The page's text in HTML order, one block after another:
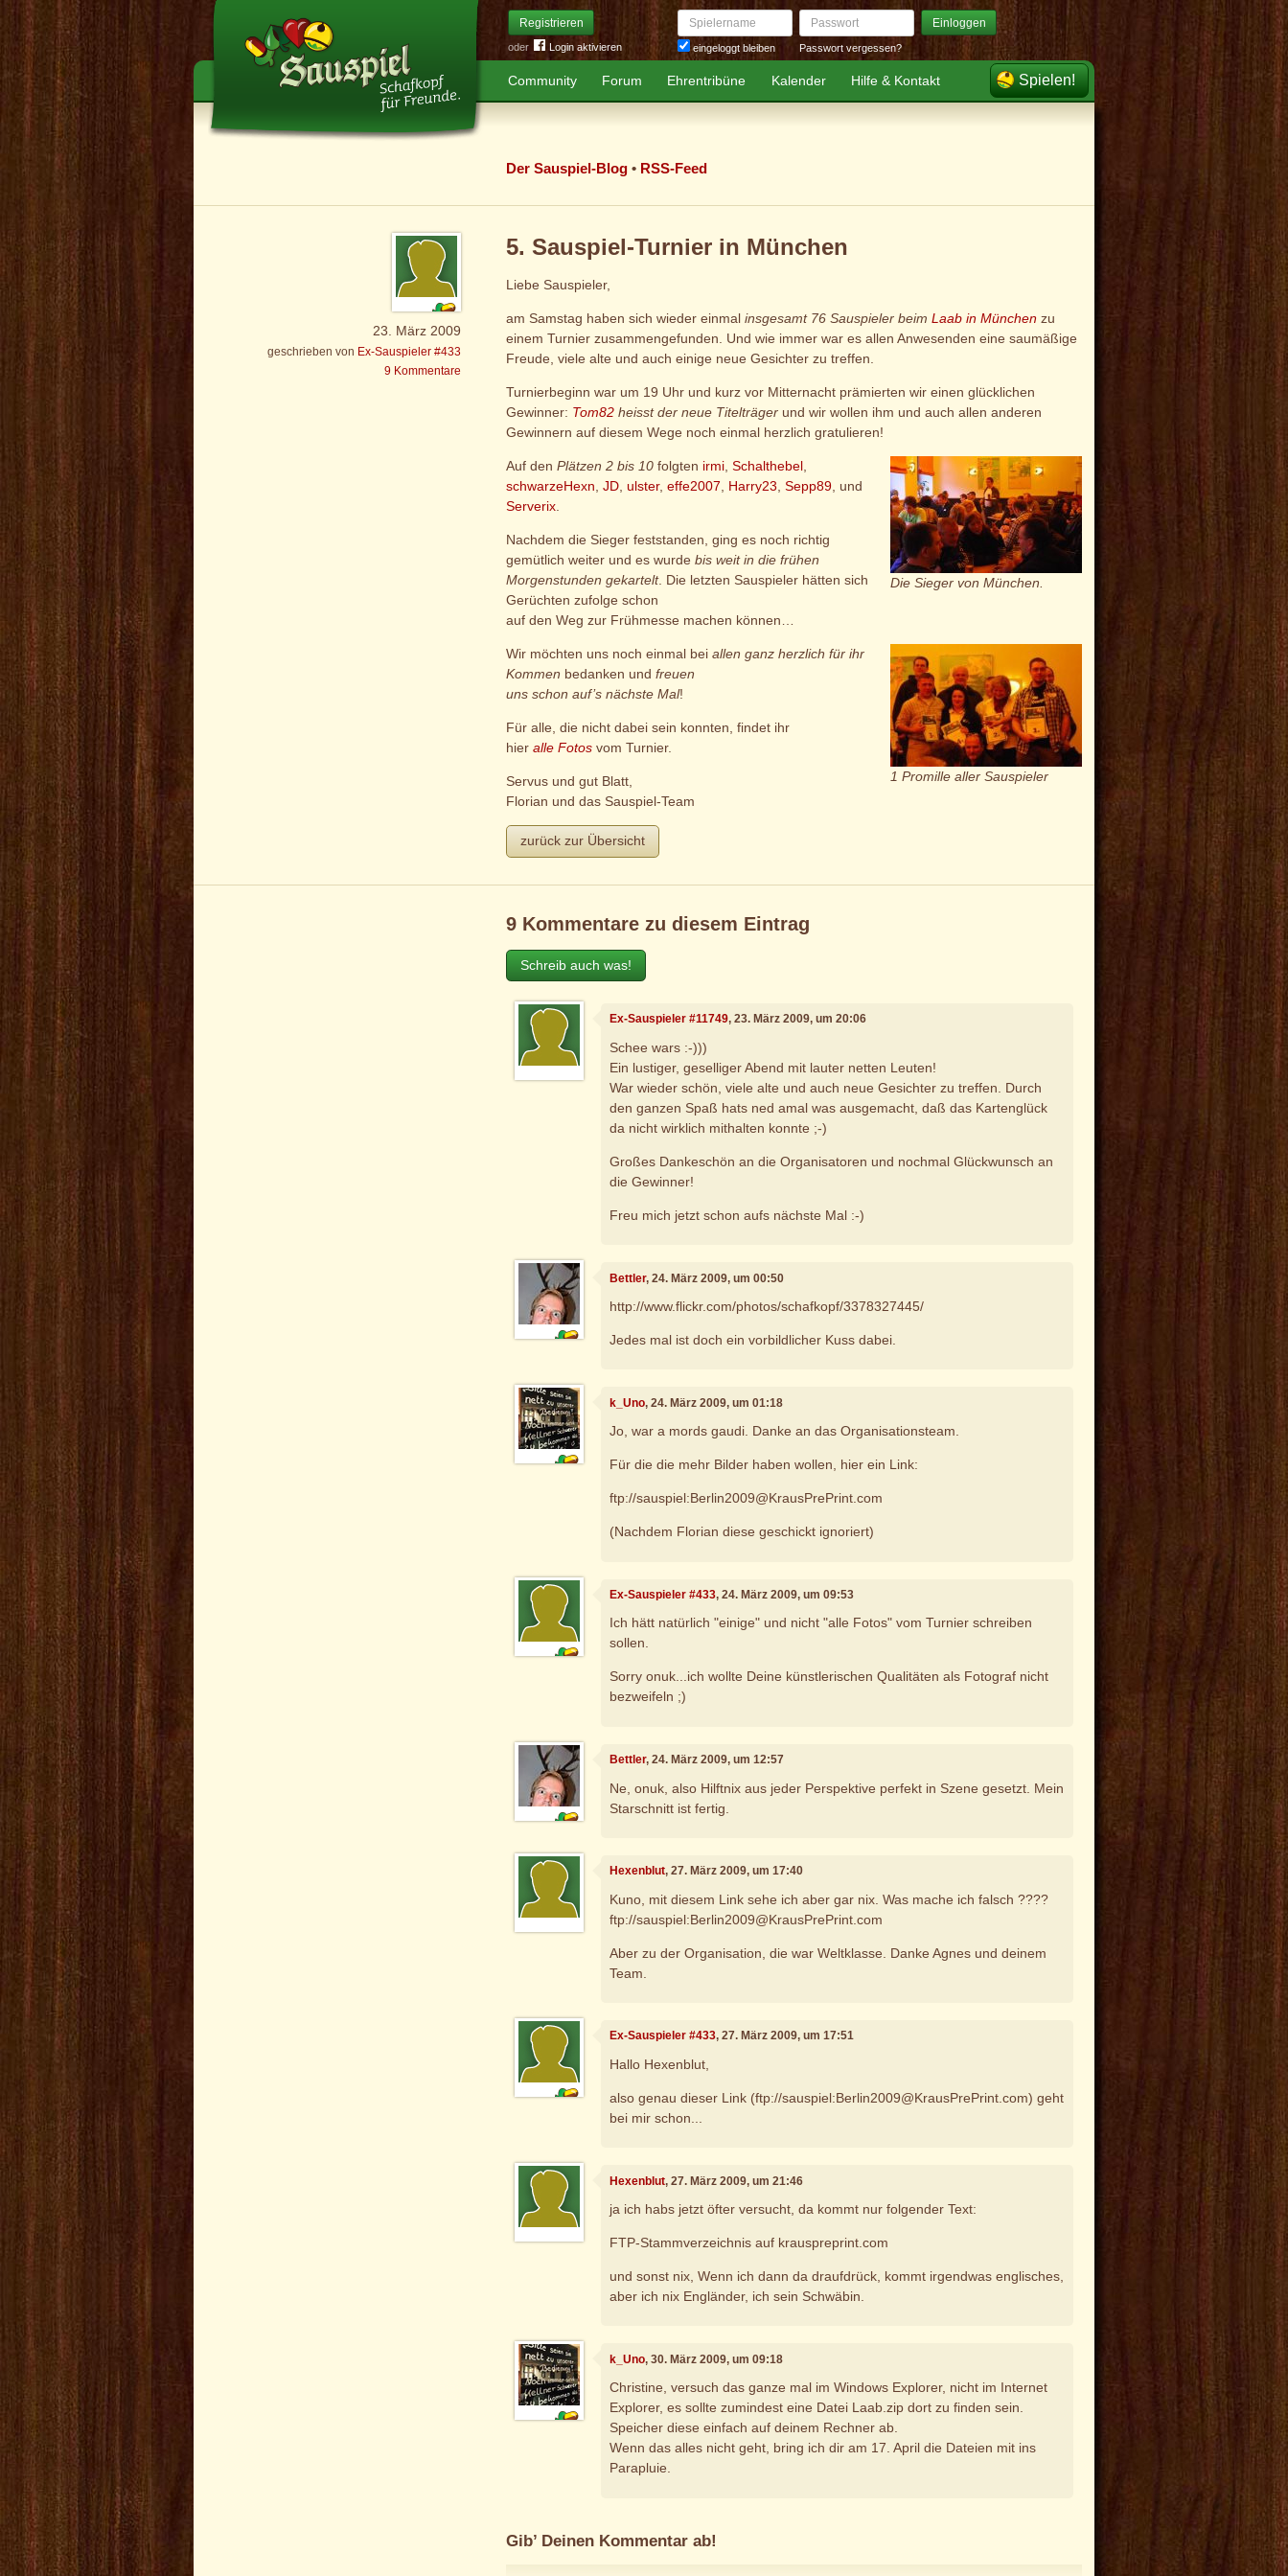
Registrieren
oder Login aktivieren
Spielername
eingeloggt bleiben
Passwort Einloggen
Passwort vergessen?
Community Forum Ehrentribüne Kalender Hilfe & Kontakt Spielen!
Der Sauspiel-Blog • RSS-Feed
23. März 2009
geschrieben von Ex-Sauspieler #433
9 Kommentare
5. Sauspiel-Turnier in München
Liebe Sauspieler,
am Samstag haben sich wieder einmalinsgesamt 76 Sauspieler beimLaab in München zu
einem Turnier zusammengefunden. Und wie immer war es allen Anwesenden eine saumäßige
Freude, viele alte und auch einige neue Gesichter zu treffen.
Turnierbeginn war um 19 Uhr und kurz vor Mitternacht prämierten wir einen glücklichen
Gewinner: Tom82 heisst der neue Titelträger und wir wollen ihm und auch allen anderen
Gewinnern auf diesem Wege noch einmal herzlich gratulieren!
Die Sieger von München.
Auf denPlätzen 2 bis 10 folgten irmi ,Schalthebel
schwarzeHexn ,JD ,ulster,effe2007 Harry23 ,Sepp89 , und
Serverix
Nachdem die Sieger feststanden, ging es noch richtig
gemütlich weiter und es wurdebis weit in die frühen
Morgenstunden gekartelt. Die letzten Sauspieler hätten sich
Gerüchten zufolge schon
auf den Weg zur Frühmesse machen können…
1 Promille aller Sauspieler
Wir möchten uns noch einmal beiallen ganz herzlich für ihr
Kommen bedanken undfreuen
uns schon auf’s nächste Mal!
Für alle, die nicht dabei sein konnten, findet ihr
hieralle Fotos vom Turnier.
Servus und gut Blatt,
Florian und das Sauspiel-Team
zurück zur Übersicht
9 Kommentare zu diesem Eintrag
Schreib auch was!
Ex-Sauspieler #11749, 23. März 2009, um 20:06
Schee wars :-)))
Ein lustiger, geselliger Abend mit lauter netten Leuten!
War wieder schön, viele alte und auch neue Gesichter zu treffen. Durch
den ganzen Spaß hats ned amal was ausgemacht, daß das Kartenglück
da nicht wirklich mithalten konnte ;-)
Großes Dankeschön an die Organisatoren und nochmal Glückwunsch an
die Gewinner!
Freu mich jetzt schon aufs nächste Mal :-)
Bettler, 24. März 2009, um 00:50
http://www.flickr.com/photos/schafkopf/3378327445/
Jedes mal ist doch ein vorbildlicher Kuss dabei.
k_Uno, 24. März 2009, um 01:18
Jo, war a mords gaudi. Danke an das Organisationsteam.
Für die die mehr Bilder haben wollen, hier ein Link:
ftp://sauspiel:Berlin2009@KrausPrePrint.com
(Nachdem Florian diese geschickt ignoriert)
Ex-Sauspieler #433, 24. März 2009, um 09:53
Ich hätt natürlich "einige" und nicht "alle Fotos" vom Turnier schreiben
sollen.
Sorry onuk...ich wollte Deine künstlerischen Qualitäten als Fotograf nicht
bezweifeln ;)
Bettler, 24. März 2009, um 12:57
Ne, onuk, also Hilftnix aus jeder Perspektive perfekt in Szene gesetzt. Mein
Starschnitt ist fertig.
Hexenblut, 27. März 2009, um 17:40
Kuno, mit diesem Link sehe ich aber gar nix. Was mache ich falsch ????
ftp://sauspiel:Berlin2009@KrausPrePrint.com
Aber zu der Organisation, die war Weltklasse. Danke Agnes und deinem
Team.
Ex-Sauspieler #433, 27. März 2009, um 17:51
Hallo Hexenblut,
also genau dieser Link (ftp://sauspiel:Berlin2009@KrausPrePrint.com) geht
bei mir schon...
Hexenblut, 27. März 2009, um 21:46
ja ich habs jetzt öfter versucht, da kommt nur folgender Text:
FTP-Stammverzeichnis auf krauspreprint.com
und sonst nix, Wenn ich dann da draufdrück, kommt irgendwas englisches,
aber ich nix Engländer, ich sein Schwäbin.
k_Uno, 30. März 2009, um 09:18
Christine, versuch das ganze mal im Windows Explorer, nicht im Internet
Explorer, es sollte zumindest eine Datei Laab.zip dort zu finden sein.
Speicher diese einfach auf deinem Rechner ab.
Wenn das alles nicht geht, bring ich dir am 17. April die Dateien mit ins
Parapluie.
Gib’ Deinen Kommentar ab!